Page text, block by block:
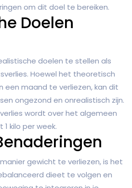
om dit doel te bereiken.
Doelen
doelen te stellen als
Hoewel het theoretisch
een maand te verliezen, kan dit
ongezond en onrealistisch zijn.
wordt over het algemeen
kilo per week.
gewicht te verliezen, is het
dieet te volgen en